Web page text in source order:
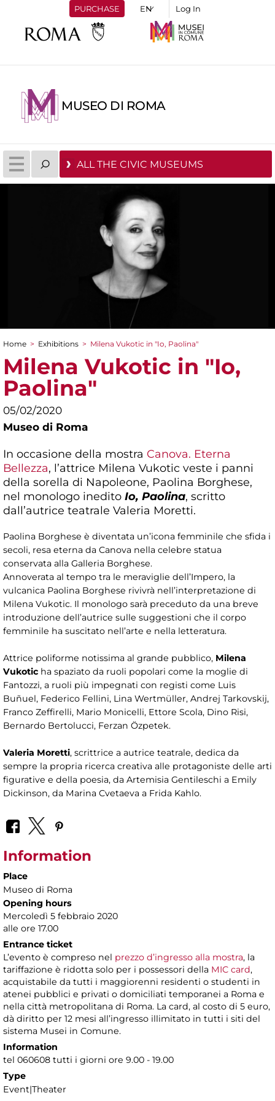
PURCHASE Log In
MUSEO DI ROMA
ALL THE CIVIC MUSEUMS
You are here
Home > Exhibitions > Milena Vukotic in "Io, Paolina"
Milena Vukotic in "Io,
Paolina"
05/02/2020
Museo di Roma
In occasione della mostra Canova. Eterna
Bellezza, l’attrice Milena Vukotic veste i panni
della sorella di Napoleone, Paolina Borghese,
nel monologo inedito Io, Paolina, scritto
dall’autrice teatrale Valeria Moretti.
Paolina Borghese è diventata un’icona femminile che sfida i
secoli, resa eterna da Canova nella celebre statua
conservata alla Galleria Borghese.
Annoverata al tempo tra le meraviglie dell’Impero, la
vulcanica Paolina Borghese rivivrà nell’interpretazione di
Milena Vukotic. Il monologo sarà preceduto da una breve
introduzione dell’autrice sulle suggestioni che il corpo
femminile ha suscitato nell’arte e nella letteratura.
Attrice poliforme notissima al grande pubblico, Milena
Vukotic ha spaziato da ruoli popolari come la moglie di
Fantozzi, a ruoli più impegnati con registi come Luis
Buñuel, Federico Fellini, Lina Wertmüller, Andrej Tarkovskij,
Franco Zeffirelli, Mario Monicelli, Ettore Scola, Dino Risi,
Bernardo Bertolucci, Ferzan Özpetek.
Valeria Moretti, scrittrice a autrice teatrale, dedica da
sempre la propria ricerca creativa alle protagoniste delle arti
figurative e della poesia, da Artemisia Gentileschi a Emily
Dickinson, da Marina Cvetaeva a Frida Kahlo.
Information
Place
Museo di Roma
Opening hours
Mercoledì 5 febbraio 2020
alle ore 17.00
Entrance ticket
L’evento è compreso nel prezzo d’ingresso alla mostra, la
tariffazione è ridotta solo per i possessori della MIC card,
acquistabile da tutti i maggiorenni residenti o studenti in
atenei pubblici e privati o domiciliati temporanei a Roma e
nella città metropolitana di Roma. La card, al costo di 5 euro,
dà diritto per 12 mesi all’ingresso illimitato in tutti i siti del
sistema Musei in Comune.
Information
tel 060608 tutti i giorni ore 9.00 - 19.00
Type
Event|Theater